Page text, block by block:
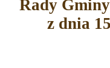
Rady
z dnia